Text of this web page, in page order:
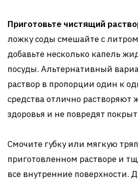
Приготовьте чистящий
ложку соды смешайте с
добавьте несколько капель
посуды. Альтернативный
раствор в пропорции один к
средства отлично растворяют
здоровья и не повредят
Смочите губку или мягкую
приготовленном растворе и
все внутренние поверхности.